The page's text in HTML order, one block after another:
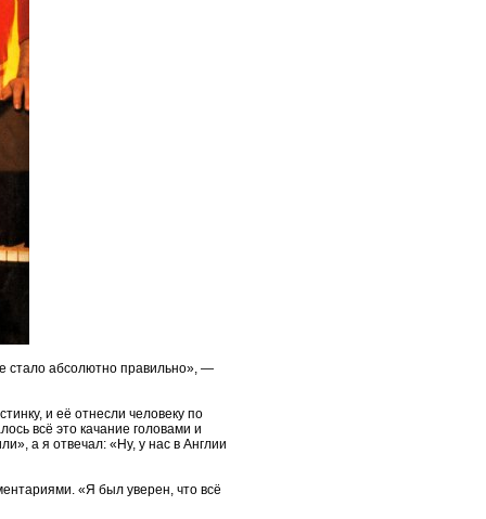
стало абсолютно правильно», —
и её отнесли человеку по
всё это качание головами и
а я отвечал: «Ну, у нас в Англии
«Я был уверен, что всё